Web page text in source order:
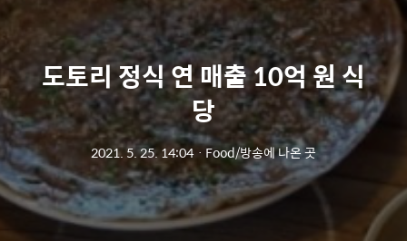
도토리 정식 연 매출 10억 원 식
당
2021. 5. 25. 14:04ㆍFood/방송에 나온 곳